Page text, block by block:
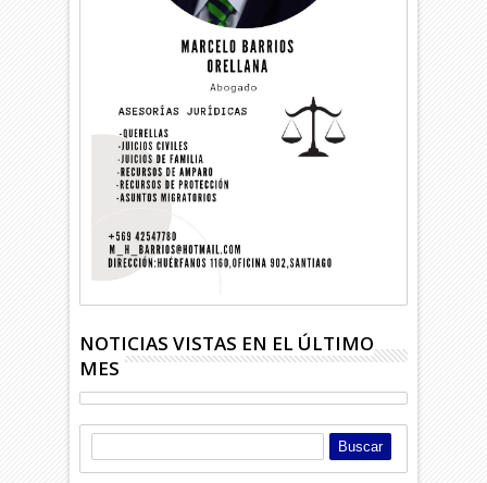
NOTICIAS VISTAS EN EL ÚLTIMO
MES